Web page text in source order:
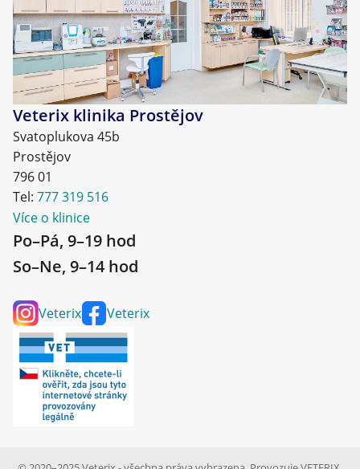
Veterix klinika Prostějov
Svatoplukova 45b
Prostějov
796 01
Tel: 777 319 516
Více o klinice
Po–Pá, 9–19 hod
So–Ne, 9–14 hod
Veterix Veterix